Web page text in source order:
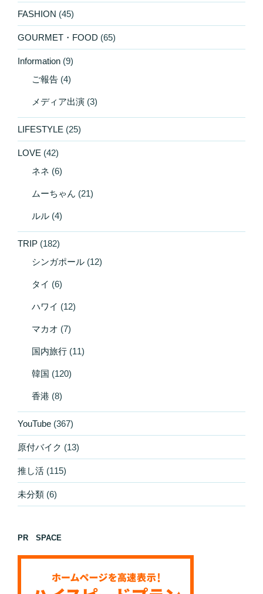
FASHION (45)
GOURMET・FOOD (65)
Information (9)
ご報告 (4)
メディア出演 (3)
LIFESTYLE (25)
LOVE (42)
ネネ (6)
ムーちゃん (21)
ルル (4)
TRIP (182)
シンガポール (12)
タイ (6)
ハワイ (12)
マカオ (7)
国内旅行 (11)
韓国 (120)
香港 (8)
YouTube (367)
原付バイク (13)
推し活 (115)
未分類 (6)
PR SPACE